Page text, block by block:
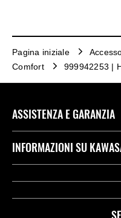
Pagina iniziale
Comfort
999942253 |
ASSISTENZA E GARANZIA
Assistenza Stradale
Kawasaki Care
INFORMAZIONI SU
Società